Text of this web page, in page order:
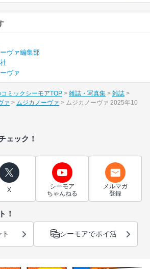
ヴァ編集部
ヴァ
ミックシーモアTOP 雑誌・写真集
雑誌
ァ ムジカノーヴァ
ムジカノーヴァ 2025年10
ェック！
X
シーモア
ちゃんねる
メルマガ
登録
！
シーモアでポイ活